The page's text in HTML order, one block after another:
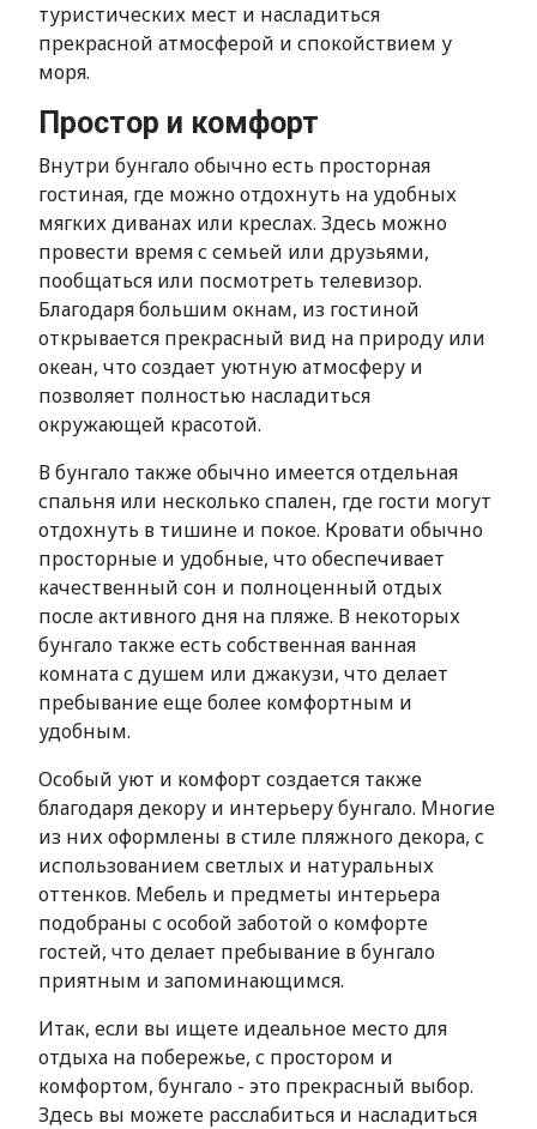
туристических мест и насладиться
прекрасной атмосферой и спокойствием у
моря.
Простор и комфорт
Внутри бунгало обычно есть просторная
гостиная, где можно отдохнуть на удобных
мягких диванах или креслах. Здесь можно
провести время с семьей или друзьями,
пообщаться или посмотреть телевизор.
Благодаря большим окнам, из гостиной
открывается прекрасный вид на природу или
океан, что создает уютную атмосферу и
позволяет полностью насладиться
окружающей красотой.
В бунгало также обычно имеется отдельная
спальня или несколько спален, где гости могут
отдохнуть в тишине и покое. Кровати обычно
просторные и удобные, что обеспечивает
качественный сон и полноценный отдых
после активного дня на пляже. В некоторых
бунгало также есть собственная ванная
комната с душем или джакузи, что делает
пребывание еще более комфортным и
удобным.
Особый уют и комфорт создается также
благодаря декору и интерьеру бунгало. Многие
из них оформлены в стиле пляжного декора, с
использованием светлых и натуральных
оттенков. Мебель и предметы интерьера
подобраны с особой заботой о комфорте
гостей, что делает пребывание в бунгало
приятным и запоминающимся.
Итак, если вы ищете идеальное место для
отдыха на побережье, с простором и
комфортом, бунгало - это прекрасный выбор.
Здесь вы можете расслабиться и насладиться